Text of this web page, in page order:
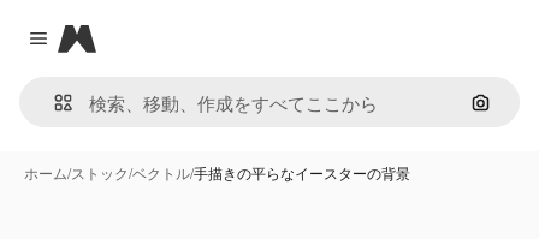
Close menu
Magnific
画像で
ホーム/ストック/ベクトル/手描きの平らなイースターの背景